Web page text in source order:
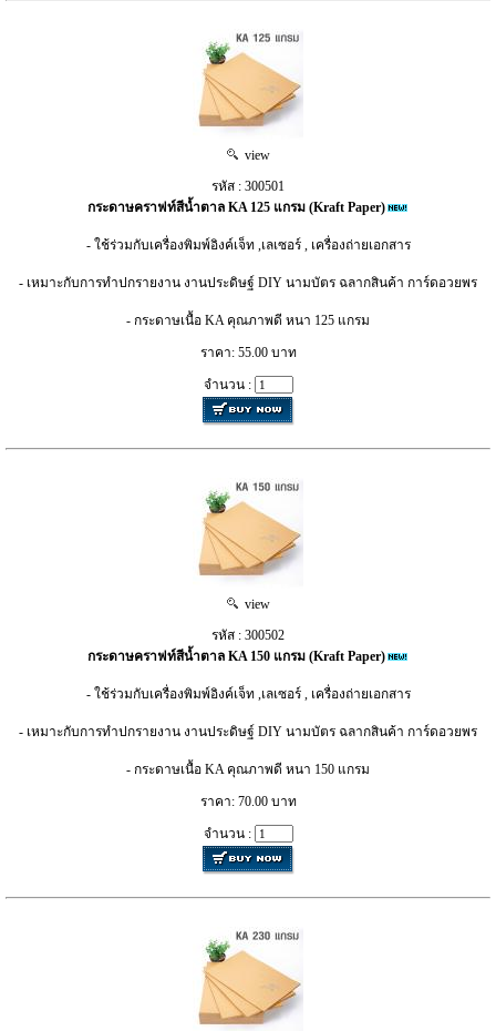
view
รหัส : 300501
กระดาษคราฟท์สีน้ำตาล KA 125 แกรม (Kraft Paper)
- ใช้ร่วมกับเครื่องพิมพ์อิงค์เจ็ท ,เลเซอร์ , เครื่องถ่ายเอกสาร
- เหมาะกับการทำปกรายงาน งานประดิษฐ์ DIY นามบัตร ฉลากสินค้า การ์ดอวยพร
- กระดาษเนื้อ KA คุณภาพดี หนา 125 แกรม
ราคา: 55.00 บาท
จำนวน :
view
รหัส : 300502
กระดาษคราฟท์สีน้ำตาล KA 150 แกรม (Kraft Paper)
- ใช้ร่วมกับเครื่องพิมพ์อิงค์เจ็ท ,เลเซอร์ , เครื่องถ่ายเอกสาร
- เหมาะกับการทำปกรายงาน งานประดิษฐ์ DIY นามบัตร ฉลากสินค้า การ์ดอวยพร
- กระดาษเนื้อ KA คุณภาพดี หนา 150 แกรม
ราคา: 70.00 บาท
จำนวน :